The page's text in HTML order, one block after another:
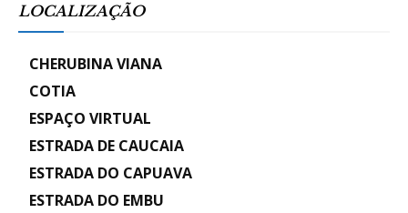
LOCALIZAÇÃO
CHERUBINA VIANA
COTIA
ESPAÇO VIRTUAL
ESTRADA DE CAUCAIA
ESTRADA DO CAPUAVA
ESTRADA DO EMBU